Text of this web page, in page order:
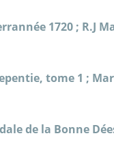
1720 ; R.J